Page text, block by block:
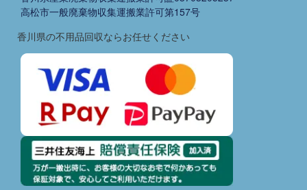
高松市一般廃棄物収集運搬業許可第157号
香川県の不用品回収ならお任せください